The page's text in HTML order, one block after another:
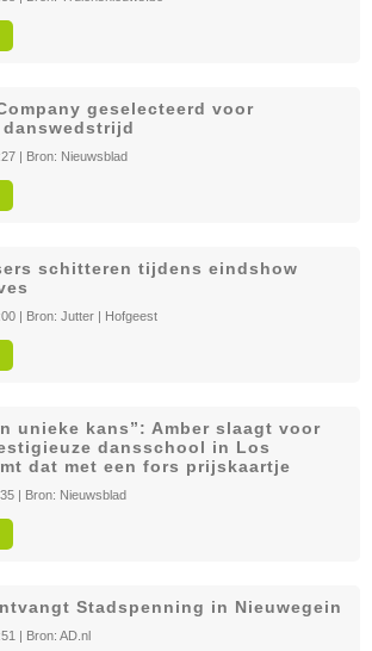
geselecteerd voor
| Bron: Nieuwsblad
schitteren tijdens eindshow
| Bron: Jutter | Hofgeest
unieke kans”: Amber slaagt voor
dansschool in Los
dat met een fors prijskaartje
| Bron: Nieuwsblad
Stadspenning in Nieuwegein
| Bron: AD.nl